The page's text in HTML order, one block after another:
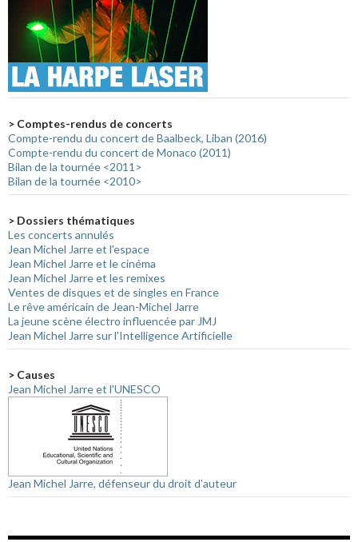
> Comptes-rendus de concerts
Compte-rendu du concert de Baalbeck, Liban (2016)
Compte-rendu du concert de Monaco (2011)
Bilan de la tournée <2011>
Bilan de la tournée <2010>
> Dossiers thématiques
Les concerts annulés
Jean Michel Jarre et l'espace
Jean Michel Jarre et le cinéma
Jean Michel Jarre et les remixes
Ventes de disques et de singles en France
Le rêve américain de Jean-Michel Jarre
La jeune scène électro influencée par JMJ
Jean Michel Jarre sur l'Intelligence Artificielle
> Causes
Jean Michel Jarre et l'UNESCO
Jean Michel Jarre, défenseur du droit d'auteur